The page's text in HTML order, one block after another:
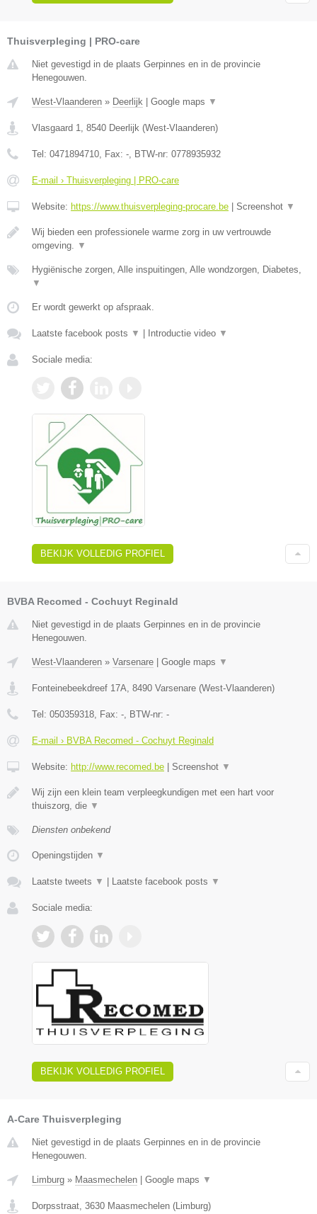
Thuisverpleging | PRO-care
Niet gevestigd in de plaats Gerpinnes en in de provincie
Henegouwen.
West-Vlaanderen » Deerlijk | Google maps ▼
Vlasgaard 1 8540 Deerlijk (West-Vlaanderen)
Tel: 0471894710 , Fax: - , BTW-nr: 0778935932
E-mail › Thuisverpleging | PRO-care
Website: https://www.thuisverpleging-procare.be | Screenshot ▼
Wij bieden een professionele warme zorg in uw vertrouwde
omgeving.
▼
Hygiënische zorgen, Alle inspuitingen, Alle wondzorgen, Diabetes,
▼
Er wordt gewerkt op afspraak.
Laatste facebook posts ▼ | Introductie video ▼
Sociale media:
BEKIJK VOLLEDIG PROFIEL
BVBA Recomed - Cochuyt Reginald
Niet gevestigd in de plaats Gerpinnes en in de provincie
Henegouwen.
West-Vlaanderen » Varsenare | Google maps ▼
Fonteinebeekdreef 17A 8490 Varsenare (West-Vlaanderen)
Tel: 050359318 , Fax: - , BTW-nr: -
E-mail › BVBA Recomed - Cochuyt Reginald
Website: http://www.recomed.be | Screenshot ▼
Wij zijn een klein team verpleegkundigen met een hart voor
thuiszorg, die ▼
Diensten onbekend
Openingstijden ▼
Laatste tweets ▼ | Laatste facebook posts ▼
Sociale media:
BEKIJK VOLLEDIG PROFIEL
A-Care Thuisverpleging
Niet gevestigd in de plaats Gerpinnes en in de provincie
Henegouwen.
Limburg » Maasmechelen | Google maps ▼
Dorpsstraat 3630 Maasmechelen (Limburg)